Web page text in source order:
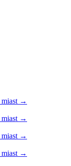
miast →
miast →
miast →
miast →